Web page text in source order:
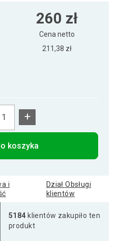
x 3 m + 2 ścianki
260 zł
Cena netto
211,38 zł
+
koszyka
i
Dział Obsługi
klientów
5184 klientów zakupiło ten
produkt